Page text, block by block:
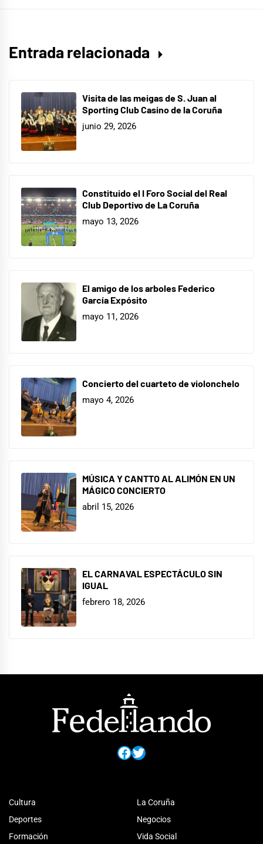
Entrada relacionada
Visita de las meigas de S. Juan al
Sporting Club Casino de la Coruña
junio 29, 2026
Constituido el I Foro Social del Real
Club Deportivo de La Coruña
mayo 13, 2026
El amigo de los arboles Federico
García Expósito
mayo 11, 2026
Concierto del cuarteto de violonchelo
mayo 4, 2026
MÚSICA Y CANTTO AL ALIMÓN EN UN
MÁGICO CONCIERTO
abril 15, 2026
EL CARNAVAL ESPECTÁCULO SIN
IGUAL
febrero 18, 2026
Facebook
Twitter
Cultura
Deportes
Formación
La Coruña
Negocios
Vida Social